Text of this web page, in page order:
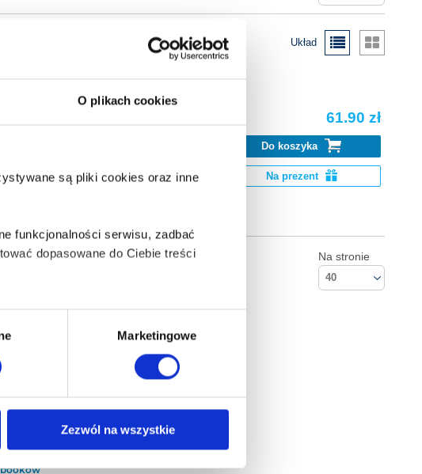
O plikach cookies
są pliki cookies oraz inne
funkcjonalności serwisu, zadbać
dopasowane do Ciebie treści
- są także takie, które wymagają
Marketingowe
Zezwól na wszystkie
Układ
Empik Go. Pobierz
61.90 zł
Do koszyka
Na prezent
Na stronie
40
Kontakt
Empik S.A